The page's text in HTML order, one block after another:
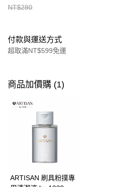
NT$280
付款與運送方式
超取滿NT$599免運
信用卡一次付款
超商取貨付款
商品加價購 (1)
ARTISAN 刷具粉撲專